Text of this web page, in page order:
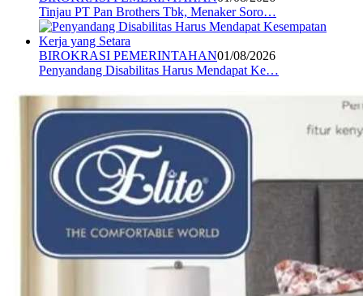
Tinjau PT Pan Brothers Tbk, Menaker Soro…
BIROKRASI PEMERINTAHAN01/08/2026
Penyandang Disabilitas Harus Mendapat Ke…